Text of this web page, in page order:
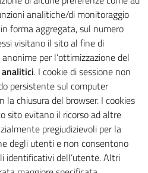
analitiche/di monitoraggio
forma aggregata, sul numero
visitano il sito al fine di
per l’ottimizzazione del
. I cookie di sessione non
persistente sul computer
la chiusura del browser. I cookies
sito evitano il ricorso ad altre
pregiudizievoli per la
degli utenti e non consentono
identificativi dell’utente. Altri